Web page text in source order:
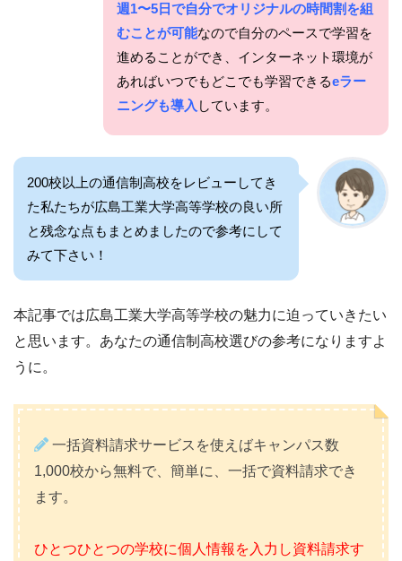
週1〜5日で自分でオリジナルの時間割を組
むことが可能なので自分のペースで学習を
進めることができ、 インターネット環境が
あればいつでもどこでも学習できるeラー
ニングも導入 しています。
200校以上の通信制高校をレビューしてき
た私たちが広島工業大学高等学校の良い所
と残念な点もまとめましたので参考にして
みて下さい！
本記事では広島工業大学高等学校の魅力に迫っていきたい
と思います。あなたの通信制高校選びの参考になりますよ
うに。
一括資料請求サービスを使えばキャンパス数
1,000校から無料で、簡単に、一括で資料請求でき
ます。
ひとつひとつの学校に個人情報を入力し資料請求す